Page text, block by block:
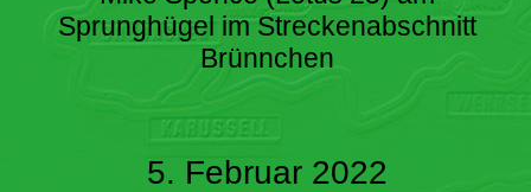
Sprunghügel im Streckenabschnitt
Brünnchen
5. Februar 2022